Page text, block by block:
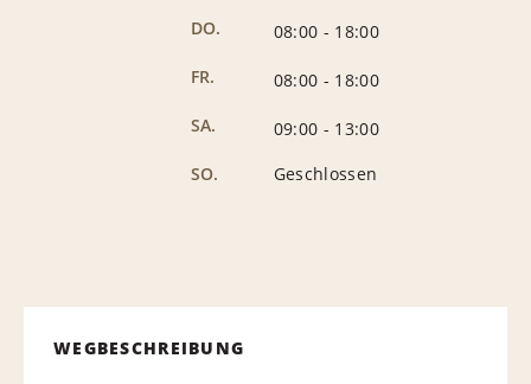
DO.
08:00 - 18:00
FR.
08:00 - 18:00
SA.
09:00 - 13:00
SO.
Geschlossen
WEGBESCHREIBUNG